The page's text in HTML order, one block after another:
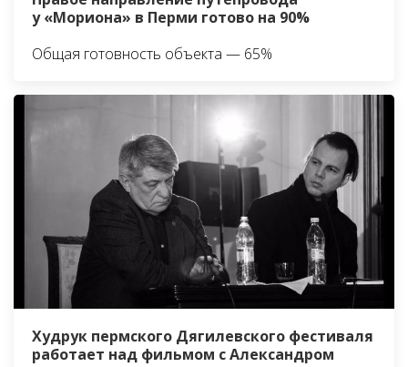
у «Мориона» в Перми готово на 90%
Общая готовность объекта — 65%
Худрук пермского Дягилевского фестиваля
работает над фильмом с Александром